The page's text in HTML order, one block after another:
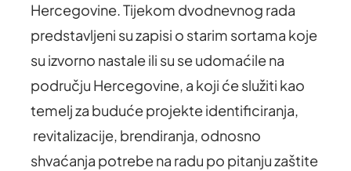
Hercegovine. Tijekom dvodnevnog rada
predstavljeni su zapisi o starim sortama koje
su izvorno nastale ili su se udomaćile na
području Hercegovine, a koji će služiti kao
temelj za buduće projekte identificiranja,
revitalizacije, brendiranja, odnosno
shvaćanja potrebe na radu po pitanju zaštite